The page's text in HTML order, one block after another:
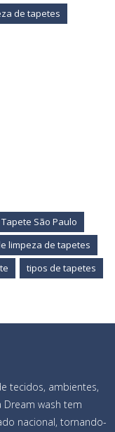
de tapetes
São Paulo
limpeza de tapetes
tipos de tapetes
tecidos, ambientes,
wash tem
nacional, tornando-